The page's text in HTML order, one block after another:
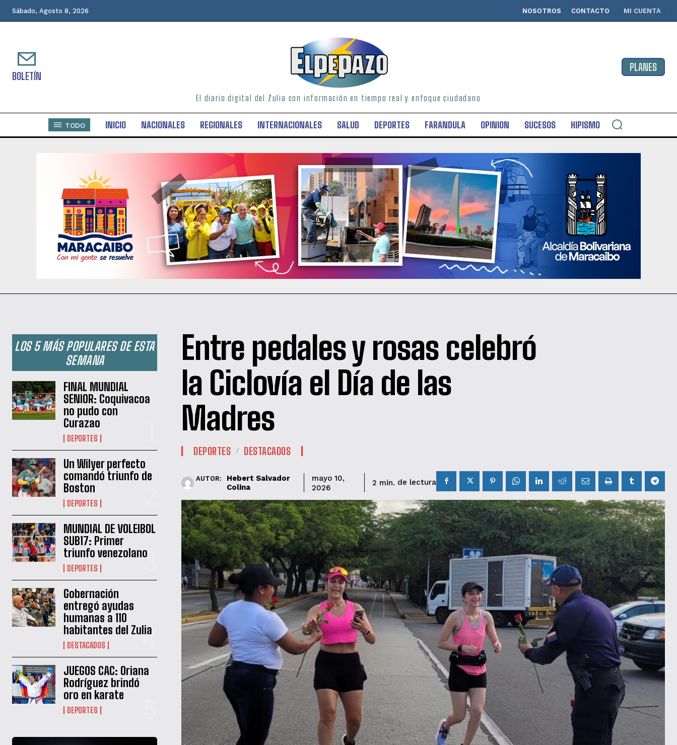
Sábado, Agosto 8, 2026 NOSOTROS CONTACTO MI CUENTA
BOLETÍN
El diario digital del Zulia con información en tiempo real y enfoque ciudadano
PLANES
TODO INICIO NACIONALES REGIONALES INTERNACIONALES SALUD DEPORTES FARANDULA OPINION SUCESOS HIPISMO
LOS 5 MÁS POPULARES DE ESTA
SEMANA
FINAL MUNDIAL
SENIOR: Coquivacoa
no pudo con
Curazao
DEPORTES
Un Wilyer perfecto
comandó triunfo de
Boston
DEPORTES
MUNDIAL DE VOLEIBOL
SUB17: Primer
triunfo venezolano
DEPORTES
Gobernación
entregó ayudas
humanas a 110
habitantes del Zulia
DESTACADOS
JUEGOS CAC: Oriana
Rodríguez brindó
oro en karate
DEPORTES
Entre pedales y rosas celebró
la Ciclovía el Día de las
Madres
DEPORTES DESTACADOS
AUTOR:
Hebert Salvador
Colina
mayo 10,
2026
2 min. de lectura